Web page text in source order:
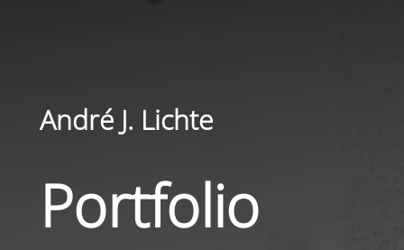
André J. Lichte
Portfolio